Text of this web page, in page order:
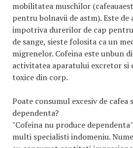
mobilitatea muschilor
pentru bolnavii de astm). Este de
impotriva durerilor de cap pentru
de sange, sieste folosita ca un
migrenelor. Cofeina este unbun
activitatea aparatului excretor si
toxice din corp.
Poate consumul excesiv de cafea
dependenta?
"Cofeina nu produce
multi specialisti indomeniu.